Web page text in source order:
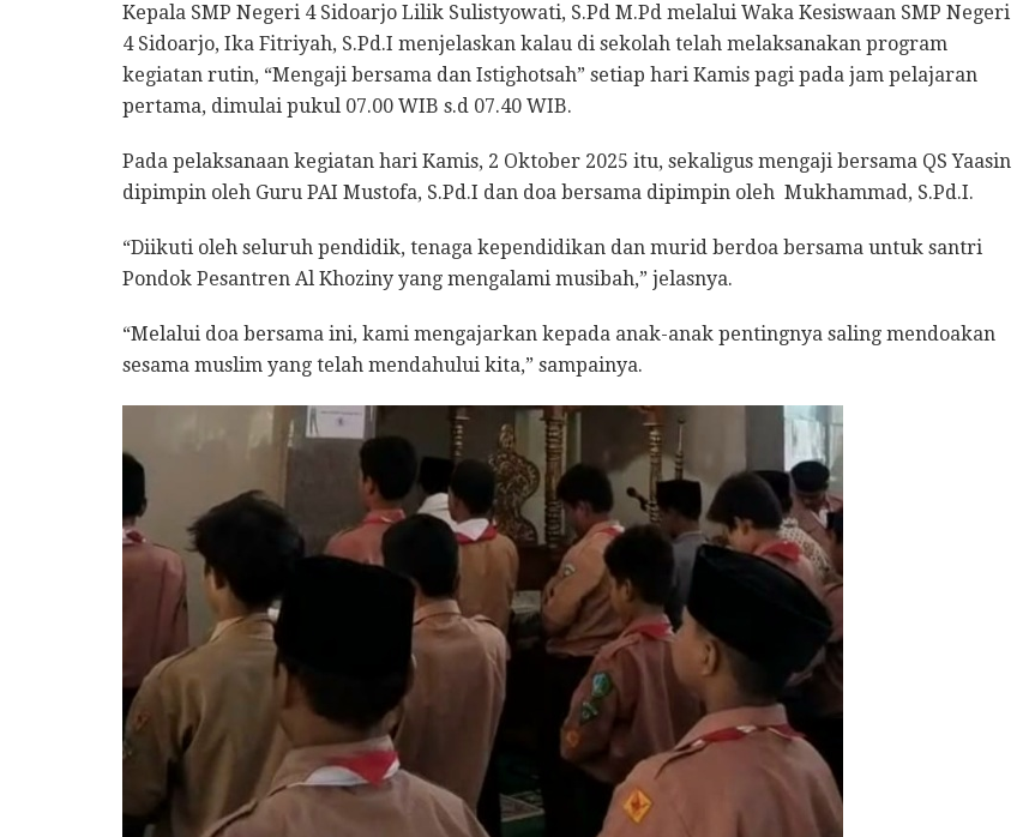
Kepala SMP Negeri 4 Sidoarjo Lilik Sulistyowati, S.Pd M.Pd melalui Waka Kesiswaan SMP Negeri
4 Sidoarjo, Ika Fitriyah, S.Pd.I menjelaskan kalau di sekolah telah melaksanakan program
kegiatan rutin, “Mengaji bersama dan Istighotsah” setiap hari Kamis pagi pada jam pelajaran
pertama, dimulai pukul 07.00 WIB s.d 07.40 WIB.
Pada pelaksanaan kegiatan hari Kamis, 2 Oktober 2025 itu, sekaligus mengaji bersama QS Yaasin
dipimpin oleh Guru PAI Mustofa, S.Pd.I dan doa bersama dipimpin oleh Mukhammad, S.Pd.I.
“Diikuti oleh seluruh pendidik, tenaga kependidikan dan murid berdoa bersama untuk santri
Pondok Pesantren Al Khoziny yang mengalami musibah,” jelasnya.
“Melalui doa bersama ini, kami mengajarkan kepada anak-anak pentingnya saling mendoakan
sesama muslim yang telah mendahului kita,” sampainya.